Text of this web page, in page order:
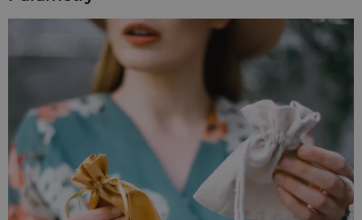
satynowych10 x 13 cm to propozycja dla tych, którzy chcą,
aby ich prezenty lśniły pełnym blaskiem. Gładka, połyskująca
tkanina w kolorze szlachetnego kruszcu sprawia, że każdy
drobiazg, od biżuterii po luksusowe praliny, nabiera
wyjątkowej wartości.
Gładka tkanina i złoty połysk
Nasze woreczki satynowe
wykonane są z wysokiej jakości,
gęsto tkanej satyny, która jest w pełni kryjąca i niezwykle
przyjemna w dotyku. Materiał pięknie odbija światło, tworząc
efekt płynnego złota. Złota wstążka satynowa dopełnia
całości, tworząc produkt dopracowany w każdym detalu.